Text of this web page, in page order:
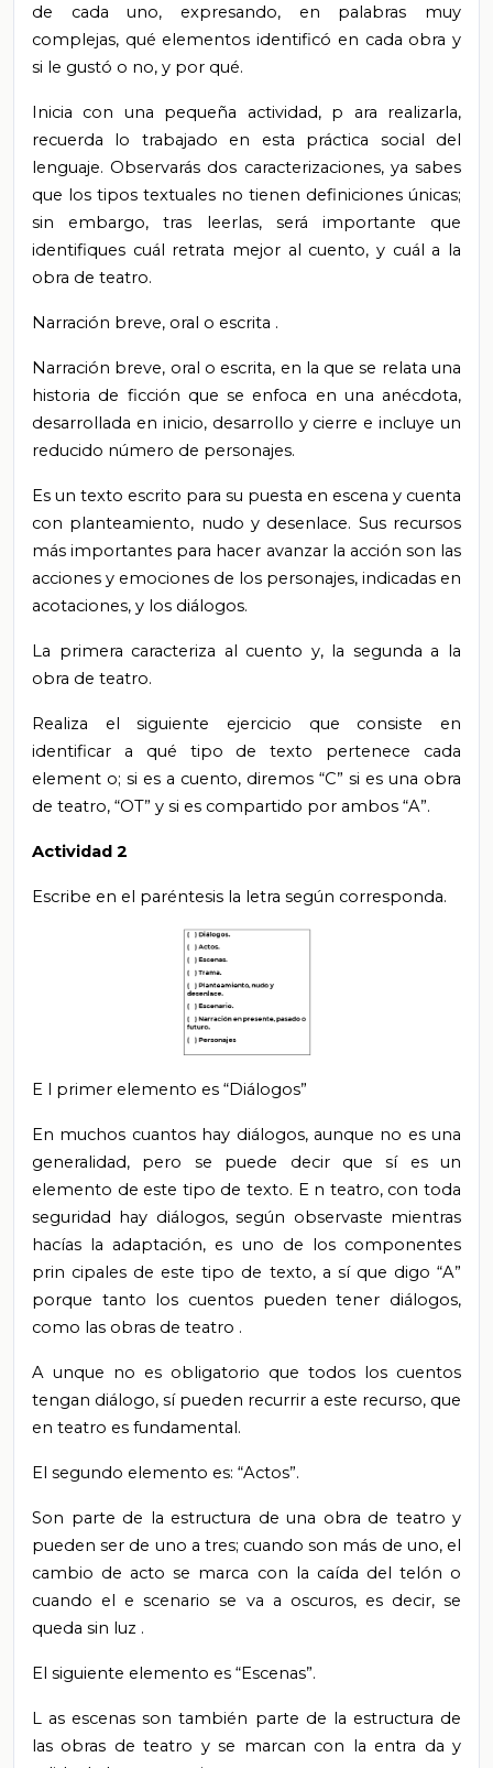
de cada uno, expresando, en palabras muy
complejas, qué elementos identificó en cada obra y
si le gustó o no, y por qué.
Inicia con una pequeña actividad, p ara realizarla,
recuerda lo trabajado en esta práctica social del
lenguaje.Observarás dos caracterizaciones, ya sabes
que los tipos textuales no tienen definiciones únicas;
sin embargo, tras leerlas, será importante que
identifiques cuál retrata mejor al cuento, y cuál a la
obra de teatro.
Narración breve, oral o escrita .
Narración breve, oral o escrita, en la que se relata una
historia de ficción que se enfoca en una anécdota,
desarrollada en inicio, desarrollo y cierre e incluye un
reducido número de personajes.
Es un texto escrito para su puesta en escena y cuenta
con planteamiento, nudo y desenlace. Sus recursos
más importantes para hacer avanzar la acción son las
acciones y emociones de los personajes, indicadas en
acotaciones, y los diálogos.
La primera caracteriza al cuento y, la segunda a la
obra de teatro.
Realiza el siguiente ejercicio que consiste en
identificar a qué tipo de texto pertenece cada
element o; si es a cuento, diremos “C” si es una obra
de teatro, “OT” y si es compartido por ambos “A”.
Actividad 2
Escribe en el paréntesis la letra según corresponda.
E l primer elemento es “Diálogos”
En muchos cuantos hay diálogos, aunque no es una
generalidad, pero se puede decir que sí es un
elemento de este tipo de texto. E n teatro, con toda
seguridad hay diálogos, según observaste mientras
hacías la adaptación, es uno de los componentes
prin cipales de este tipo de texto, a sí que digo “A”
porque tanto los cuentos pueden tener diálogos,
como las obras de teatro .
A unque no es obligatorio que todos los cuentos
tengan diálogo, sí pueden recurrir a este recurso, que
en teatro es fundamental.
El segundo elemento es: “Actos”.
Son parte de la estructura de una obra de teatro y
pueden ser de uno a tres; cuando son más de uno, el
cambio de acto se marca con la caída del telón o
cuando el escenario se va a oscuros, es decir, se
queda sin luz .
El siguiente elemento es “Escenas”.
L as escenas son también parte de la estructura de
las obras de teatro y se marcan con la entra da y